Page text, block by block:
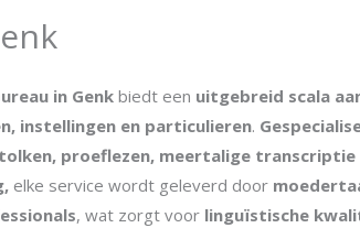
in Genkbiedt een uitgebreid scala
instellingen en particulieren.
proeflezen, meertalige transcriptie
elke service wordt geleverd door
, wat zorgt voor linguïstische